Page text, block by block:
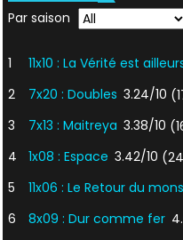
Par saison
1 11x10 : La Vérité est
2
7x20 : Doubles 3.24/10
3
7x13 : Maitreya 3.38/10
4
1x08 : Espace 3.42/10
5
11x06 : Le Retour du
6
8x09 : Dur comme fer